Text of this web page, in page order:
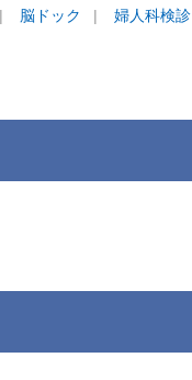
脳ドック 婦人科検診